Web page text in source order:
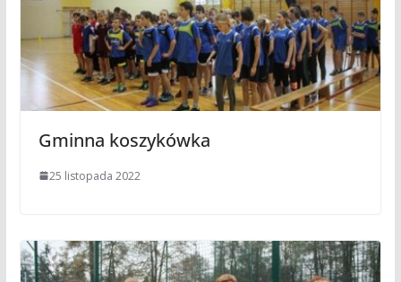
Gminna koszykówka
25 listopada 2022